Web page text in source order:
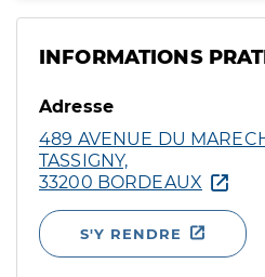
INFORMATIONS
Adresse
489 AVENUE DU
TASSIGNY,
33200 BORDEAUX
S'Y RENDRE